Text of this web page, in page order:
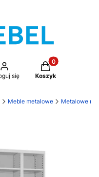
się
Produkty w
Koszyk
Meble metalowe Metalowe